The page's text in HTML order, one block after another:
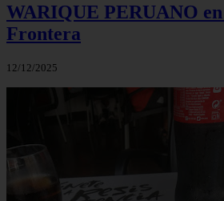
WARIQUE PERUANO
Frontera
12/12/2025